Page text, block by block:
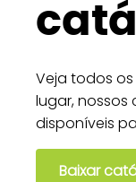
Veja todos
lugar,
disponíveis
Baixar